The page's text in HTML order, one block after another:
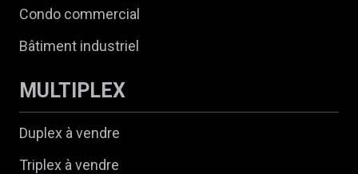
Condo commercial
Bâtiment industriel
MULTIPLEX
Duplex à vendre
Triplex à vendre